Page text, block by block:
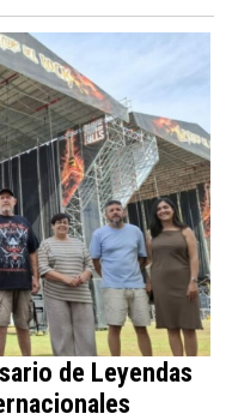
de Leyendas